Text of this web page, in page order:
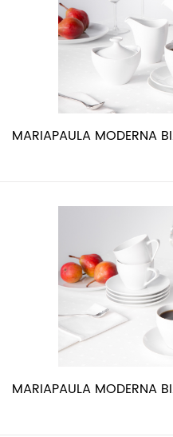
MARIAPAULA MODERNA
MARIAPAULA MODERNA